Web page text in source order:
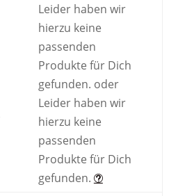
Leider haben wir
hierzu keine
passenden
Produkte für Dich
gefunden. oder
Leider haben wir
hierzu keine
passenden
Produkte für Dich
gefunden.